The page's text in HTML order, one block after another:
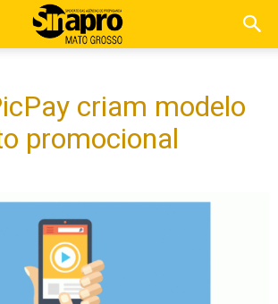
criam modelo
promocional